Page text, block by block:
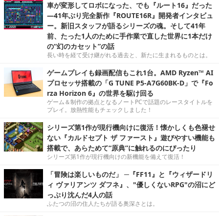
車が変形してロボになった、でも『ルート16』だった
―41年ぶり完全新作『ROUTE16R』開発者インタビュ
ー。新旧スタッフが語るシリーズの魂。そして41年
前、たった1人のために手作業で直した世界に1本だけ
の“幻のカセット”の話
長い時を経て受け継がれる過去と、新たに生まれるものとは。
ゲームプレイも録画配信もこれ1台。AMD Ryzen™ AI
プロセッサ搭載の「G TUNE P5-A7G60BK-D」で『Fo
rza Horizon 6』の世界を駆け回る
ゲーム＆制作の拠点となるノートPCで話題のレースタイトルを
プレイ。放熱性能もチェックしました！
シリーズ第1作が現行機向けに復活！懐かしくも色褪せ
ない『カルドセプト ザ ファースト』遊びやすい機能も
搭載で、あらためて“原典”に触れるのにぴったり
シリーズ第1作が現行機向けの新機能を備えて復活！
「冒険は楽しいものだ」 ─『FF11』と『ウィザードリ
ィ ヴァリアンツ ダフネ』、"優しくないRPG"の沼にど
っぷり沈んだ4人の話
ふたつの沼の住人たちが語る奥深さとは。